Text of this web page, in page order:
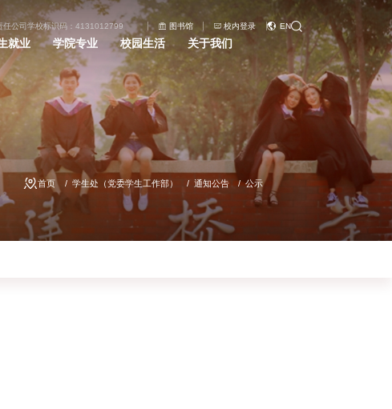
任公司学校标识码：4131012799 图书馆 校内登录 EN
就业 学院专业 校园生活 关于我们
首页 学生处（党委学生工作部） 通知公告 公示